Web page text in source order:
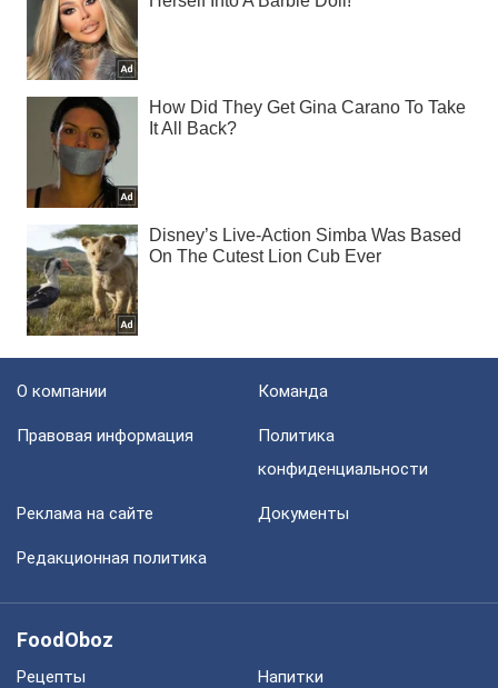
О компании Команда
Правовая информация
Политика
конфиденциальности
Реклама на сайте Документы
Редакционная политика
FoodOboz
Рецепты Напитки